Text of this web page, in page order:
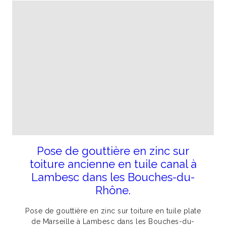
Pose de gouttière en zinc sur
toiture ancienne en tuile canal à
Lambesc dans les Bouches-du-
Rhône.
Pose de gouttière en zinc sur toiture en tuile plate
de Marseille à Lambesc dans les Bouches-du-